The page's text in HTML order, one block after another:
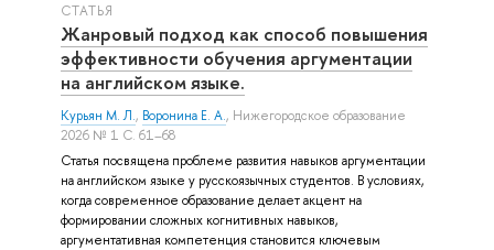
СТАТЬЯ
Жанровый подход как способ повышения
эффективности обучения аргументации
на английском языке.
Курьян М. Л., Воронина Е. А., Нижегородское образование
2026 № 1 С. 61–68
Статья посвящена проблеме развития навыков аргументации
на английском языке у русскоязычных студентов. В условиях,
когда современное образование делает акцент на
формировании сложных когнитивных навыков,
аргументативная компетенция становится ключевым